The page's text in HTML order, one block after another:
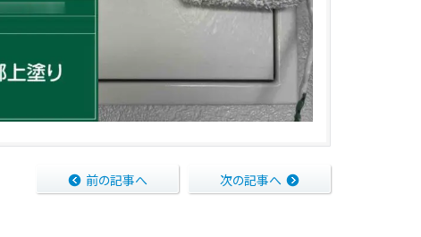
次の記事へ
前の記事へ